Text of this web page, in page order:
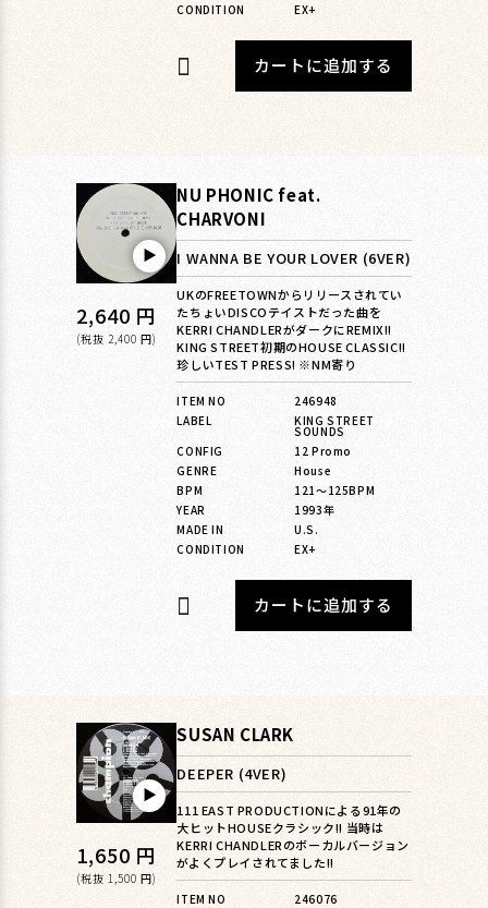
CONDITION
EX+
カートに追加する
▶︎
通
常
2,640 円
(税抜 2,400 円)
NU PHONIC feat.
CHARVONI
I WANNA BE YOUR LOVER (6VER)
UKのFREETOWNからリリースされてい
たちょいDISCOテイストだった曲を
KERRI CHANDLERがダークにREMIX!!
KING STREET初期のHOUSE CLASSIC!!
珍しいTEST PRESS! ※NM寄り
ITEM NO
246948
LABEL
KING STREET
SOUNDS
CONFIG
12 Promo
GENRE
House
BPM
121〜125BPM
YEAR
1993年
MADE IN
U.S.
CONDITION
EX+
カートに追加する
▶︎
通
常
1,650 円
(税抜 1,500 円)
SUSAN CLARK
DEEPER (4VER)
111 EAST PRODUCTIONによる91年の
大ヒットHOUSEクラシック!! 当時は
KERRI CHANDLERのボーカルバージョン
がよくプレイされてました!!
ITEM NO
246076